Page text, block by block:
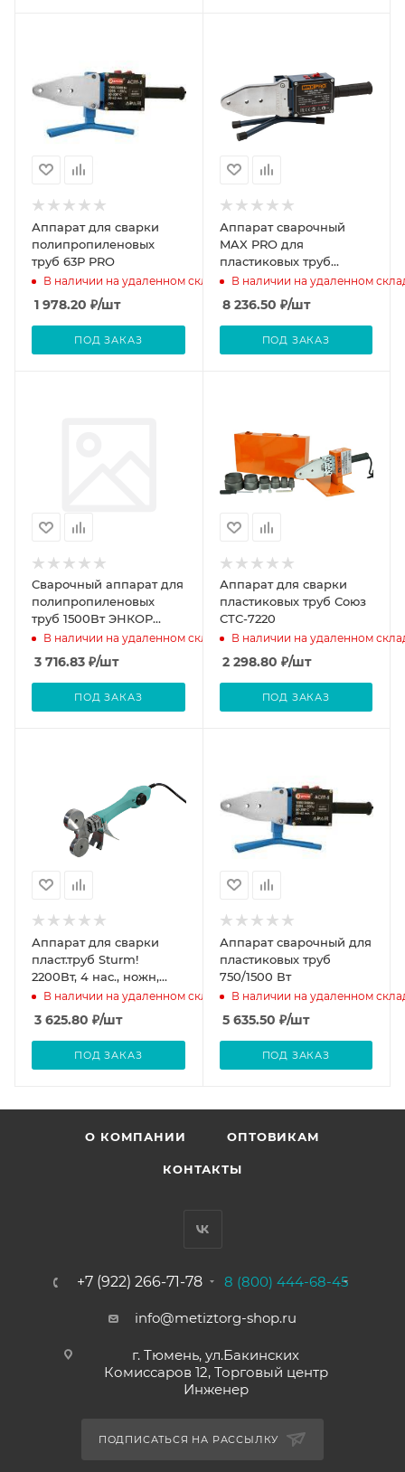
Аппарат для сварки
полипропиленовых
труб 63Р PRO
В наличии на удаленном складе
1 978.20 ₽/шт
ПОД ЗАКАЗ
Аппарат сварочный
MAX PRO для
пластиковых труб
750/1500 Вт 50-300 С,6
насадок, диаметры
20/25/32/40/
В наличии на удаленном
8 236.50 ₽/шт
ПОД ЗАКАЗ
Сварочный аппарат для
полипропиленовых
труб 1500Вт ЭНКОР
АСП-1500 коробка
В наличии на удаленном складе
3 716.83 ₽/шт
ПОД ЗАКАЗ
Аппарат для сварки
пластиковых труб Союз
СТС-7220
В наличии на удаленном
2 298.80 ₽/шт
ПОД ЗАКАЗ
Аппарат для сварки
пласт.труб Sturm!
2200Вт, 4 нас., ножн,
металл.кейс
В наличии на удаленном складе
3 625.80 ₽/шт
ПОД ЗАКАЗ
Аппарат сварочный для
пластиковых труб
750/1500 Вт
В наличии на удаленном
5 635.50 ₽/шт
ПОД ЗАКАЗ
О КОМПАНИИ ОПТОВИКАМ
КОНТАКТЫ
+7 (922) 266-71-78 8 (800) 444-68-45
info@metiztorg-shop.ru
г. Тюмень, ул.Бакинских
Комиссаров 12, Торговый центр
Инженер
ПОДПИСАТЬСЯ НА РАССЫЛКУ